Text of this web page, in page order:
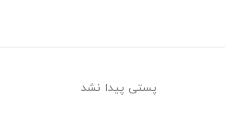
پستی پیدا نشد